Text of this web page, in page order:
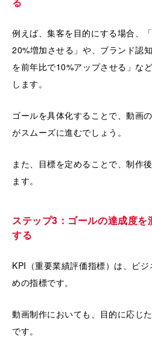
例えば、集客を目的にする場合、
20%増加させる」や、ブランド認
を前年比で10%アップさせる」な
します。
ゴールを具体化することで、動画
がスムーズに進むでしょう。
また、目標を定めることで、制作
ます。
ステップ3：ゴールの達成度
する
KPI（重要業績評価指標）は、ビ
めの指標です。
動画制作においても、目的に応じ
です。